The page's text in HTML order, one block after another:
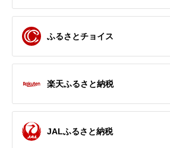
ふるさとチョイス
楽天ふるさと納税
JALふるさと納税